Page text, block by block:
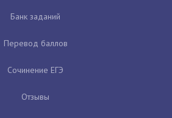
Банк заданий
Перевод баллов
Сочинение ЕГЭ
Отзывы